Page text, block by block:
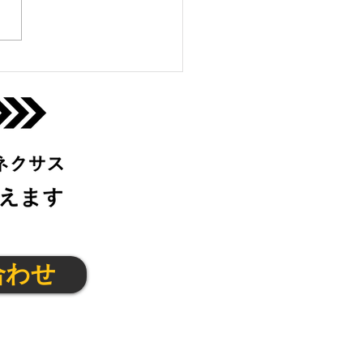
こクラブ@茨木11/4(火)
わせ